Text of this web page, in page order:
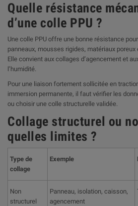
Quelle résistance
d’une colle PPU ?
Une colle PPU offre une bonne résistance
panneaux, mousses rigides, matériaux
Elle convient aux collages d’agencement et
l’humidité.
Pour une liaison fortement sollicitée en
immersion permanente, il faut vérifier les
ou choisir une colle structurelle validée.
Collage structurel ou
quelles limites ?
Type de
collage
Exemple
Non
structurel
Panneau, isolation, caisson,
agencement